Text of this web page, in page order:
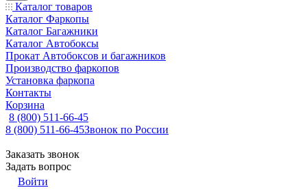
Каталог товаров
Каталог Фаркопы
Каталог Багажники
Каталог Автобоксы
Прокат Автобоксов и багажников
Производство фаркопов
Установка фаркопа
Контакты
Корзина
8 (800) 511-66-45
8 (800) 511-66-45Звонок по России
Заказать звонок
Задать вопрос
Войти